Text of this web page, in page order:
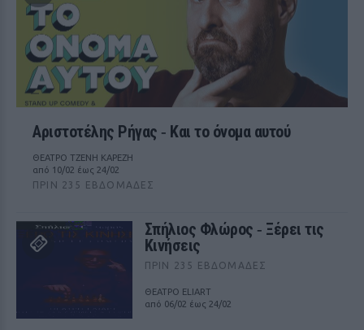
Αριστοτέλης Ρήγας ‑ Kαι το όνομα αυτού
ΘΕΑΤΡΟ ΤΖΕΝΗ ΚΑΡΕΖΗ
από 10/02 έως 24/02
ΠΡΙΝ 235 ΕΒΔΟΜΆΔΕΣ
Σπήλιος Φλώρος ‑ Ξέρει τις
Κινήσεις
ΠΡΙΝ 235 ΕΒΔΟΜΆΔΕΣ
ΘΕΑΤΡΟ ELIART
από 06/02 έως 24/02